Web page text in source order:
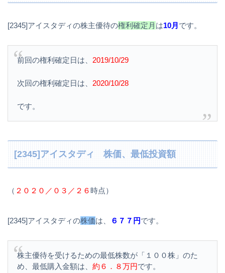
[2345]アイスタディの株主優待の権利確定月 は10月 です。
前回の権利確定日は、 2019/10/29
次回の権利確定日は、 2020/10/28
です。
[2345]アイスタディ 株価、最低投資額
（ ２０２０／０３／２６時点）
[2345]アイスタディの株価は、 ６７７円です。
株主優待を受けるための最低株数が「１００株」のた
め、最低購入金額は、 約６．８万円です。